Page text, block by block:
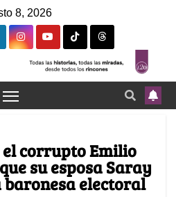
8, 2026
corrupto Emilio
su esposa Saray
baronesa electoral